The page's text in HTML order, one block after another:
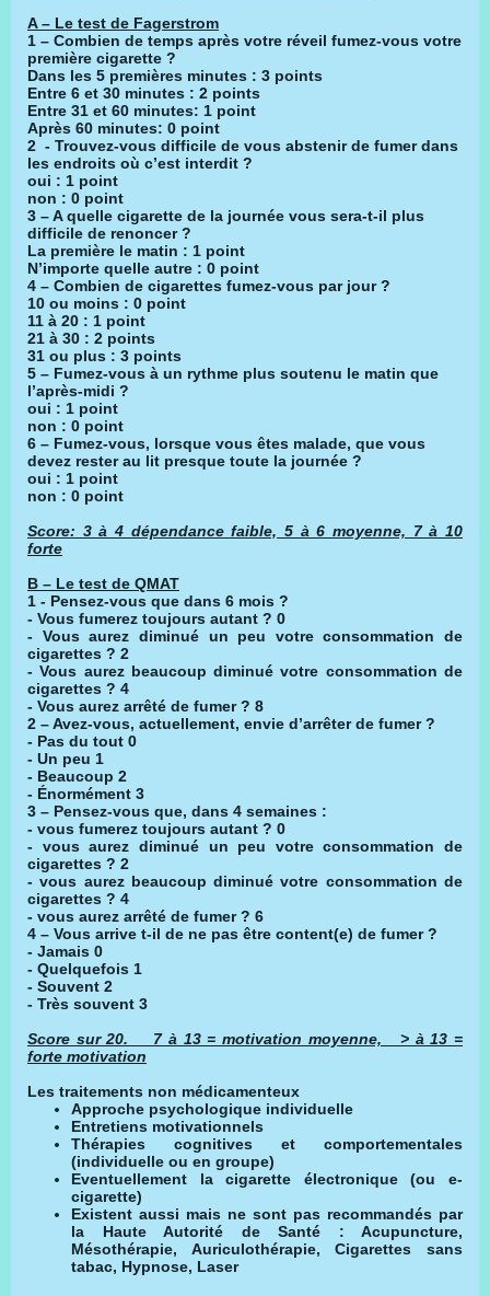
A – Le test de Fagerstrom
1 – Combien de temps après votre réveil fumez-vous votre
première cigarette ?
Dans les 5 premières minutes : 3 points
Entre 6 et 30 minutes : 2 points
Entre 31 et 60 minutes: 1 point
Après 60 minutes: 0 point
2 - Trouvez-vous difficile de vous abstenir de fumer dans
les endroits où c’est interdit ?
oui : 1 point
non : 0 point
3 – A quelle cigarette de la journée vous sera-t-il plus
difficile de renoncer ?
La première le matin : 1 point
N’importe quelle autre : 0 point
4 – Combien de cigarettes fumez-vous par jour ?
10 ou moins : 0 point
11 à 20 : 1 point
21 à 30 : 2 points
31 ou plus : 3 points
5 – Fumez-vous à un rythme plus soutenu le matin que
l’après-midi ?
oui : 1 point
non : 0 point
6 – Fumez-vous, lorsque vous êtes malade, que vous
devez rester au lit presque toute la journée ?
oui : 1 point
non : 0 point
Score: 3 à 4 dépendance faible, 5 à 6 moyenne, 7 à 10
forte
B – Le test de QMAT
1 - Pensez-vous que dans 6 mois ?
- Vous fumerez toujours autant ? 0
- Vous aurez diminué un peu votre consommation de
cigarettes ? 2
- Vous aurez beaucoup diminué votre consommation de
cigarettes ? 4
- Vous aurez arrêté de fumer ? 8
2 – Avez-vous, actuellement, envie d’arrêter de fumer ?
- Pas du tout 0
- Un peu 1
- Beaucoup 2
- Énormément 3
3 – Pensez-vous que, dans 4 semaines :
- vous fumerez toujours autant ? 0
- vous aurez diminué un peu votre consommation de
cigarettes ? 2
- vous aurez beaucoup diminué votre consommation de
cigarettes ? 4
- vous aurez arrêté de fumer ? 6
4 – Vous arrive t-il de ne pas être content(e) de fumer ?
- Jamais 0
- Quelquefois 1
- Souvent 2
- Très souvent 3
Score sur 20. 7 à 13 = motivation moyenne, > à 13 =
forte motivation
Les traitements non médicamenteux
Approche psychologique individuelle
Entretiens motivationnels
Thérapies cognitives et comportementales
(individuelle ou en groupe)
Eventuellement la cigarette électronique (ou e-
cigarette)
Existent aussi mais ne sont pas recommandés par
la Haute Autorité de Santé : Acupuncture,
Mésothérapie, Auriculothérapie, Cigarettes sans
tabac, Hypnose, Laser